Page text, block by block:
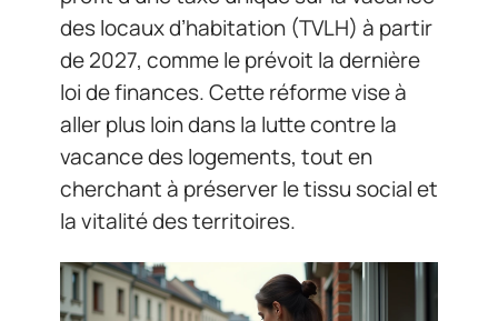
des locaux d’habitation (TVLH) à partir
de 2027, comme le prévoit la dernière
loi de finances. Cette réforme vise à
aller plus loin dans la lutte contre la
vacance des logements, tout en
cherchant à préserver le tissu social et
la vitalité des territoires.